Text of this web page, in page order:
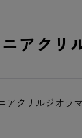
アクリ
クリルジオ